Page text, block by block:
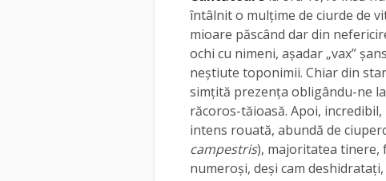
întâlnit o mulțime de ciurde de
mioare păscând dar din
ochi cu nimeni, așadar „vax”
neștiute toponimii. Chiar din
simțită prezența obligându-ne
răcoros-tăioasă. Apoi,
intens rouată, abundă de
campestris), majoritatea tinere,
numeroși, deși cam